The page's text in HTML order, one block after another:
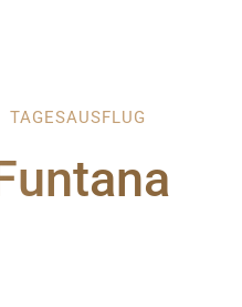
TAGESAUSFLUG